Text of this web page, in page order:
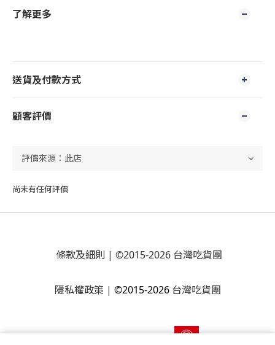
了解更多
送貨及付款方式
顧客評價
尚未有任何評價
條款及細則 | ©2015-2026 台灣吃貨團
隱私權政策 | ©2015-2026台灣吃貨團